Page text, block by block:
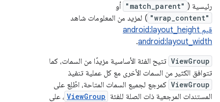
رئيسية ( "match_parent" أو
"wrap_content" ) لمزيد من المعلومات شاهد
قيم android:layout_height
android:layout_width
.
ViewGroup تتيح الفئة الأساسية مزيدًا من السمات، كما
تتوافق الكثير من السمات الأخرى مع كل عملية تنفيذ
ViewGroup كمرجع لجميع السمات المتاحة، اطّلِع على
المستندات المرجعية ذات الصلة للفئة ViewGroup ، على